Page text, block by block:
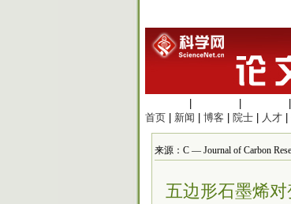
首页
新闻 博客 院士 人才
来源：C — Journal of Carbon
五边形石墨烯